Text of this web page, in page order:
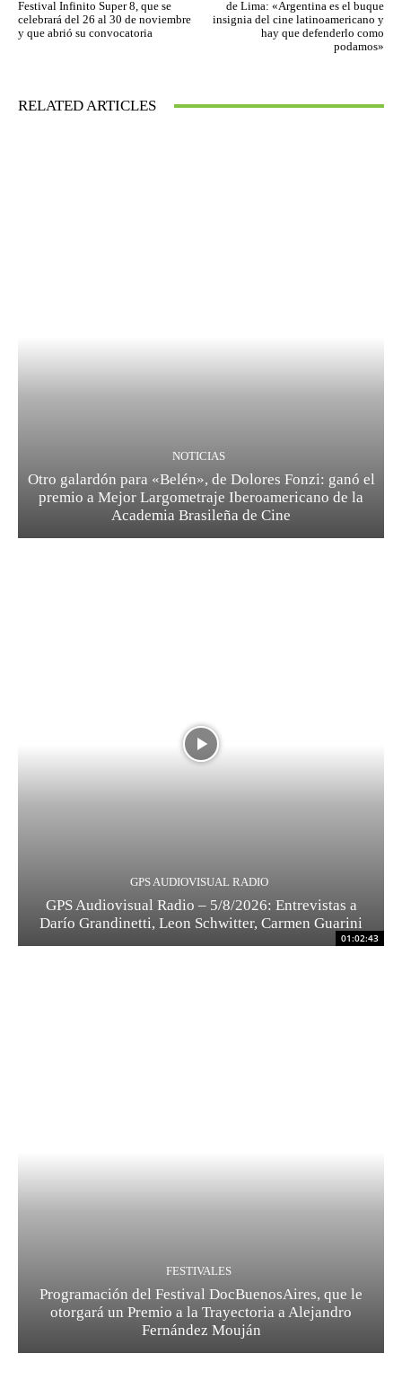
Festival Infinito Super 8, que se
celebrará del 26 al 30 de noviembre
y que abrió su convocatoria
de Lima: «Argentina es el buque
insignia del cine latinoamericano y
hay que defenderlo como
podamos»
RELATED ARTICLES
NOTICIAS
Otro galardón para «Belén», de Dolores Fonzi: ganó el
premio a Mejor Largometraje Iberoamericano de la
Academia Brasileña de Cine
01:02:43
GPS AUDIOVISUAL RADIO
GPS Audiovisual Radio – 5/8/2026: Entrevistas a
Darío Grandinetti, Leon Schwitter, Carmen Guarini
FESTIVALES
Programación del Festival DocBuenosAires, que le
otorgará un Premio a la Trayectoria a Alejandro
Fernández Mouján